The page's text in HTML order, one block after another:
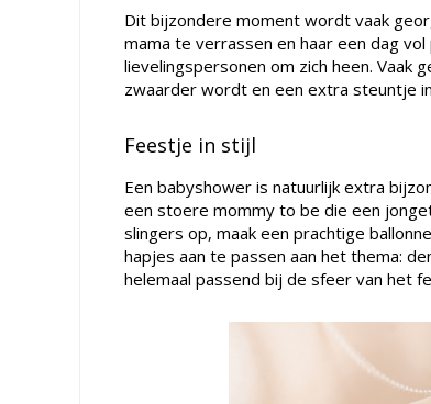
Dit bijzondere moment wordt vaak
mama te verrassen en haar een dag
lievelingspersonen om zich heen.
zwaarder wordt en een extra steuntje
Feestje in stijl
Een babyshower is natuurlijk extra
een stoere mommy to be die een
slingers op, maak een prachtige
hapjes aan te passen aan het thema:
helemaal passend bij de sfeer van het